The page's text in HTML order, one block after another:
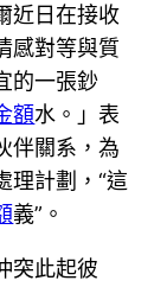
近日在接收
感對等與質
的一張鈔
額水。」表
伴關系，為
理計劃，“這
義”。
突此起彼